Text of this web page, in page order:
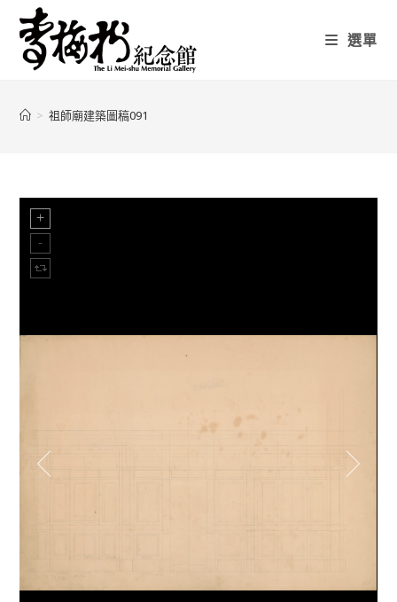
選單
> 祖師廟建築圖稿091